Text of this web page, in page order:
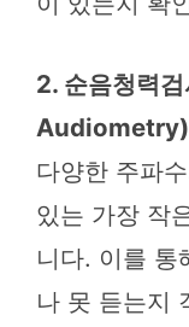
2. 순음청력
다양한 주파
있는 가장 작
니다. 이를 통
나 못 듣는지